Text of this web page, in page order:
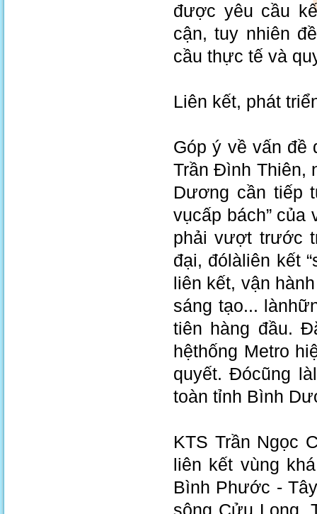
được yêu cầu
cận, tuy nhiên
cầu thực tế và
Liên kết, phát
Góp ý về vấn đề
Trần Đình Thiên,
Dương cần tiếp
vụcấp bách”
phải vượt trước
đại, đólàliên kết
liên kết, vận
sáng tạo...
tiên hàng đầu.
hệthống Metro
quyết. Đócũng
toàn tỉnh Bình
KTS Trần Ngọc
liên kết vùng
Bình Phước -
sông Cửu Long.